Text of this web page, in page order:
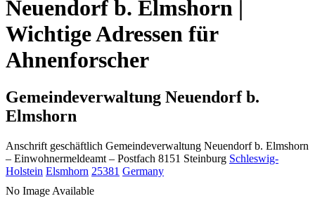
Neuendorf b. Elmshorn |
Wichtige Adressen für
Ahnenforscher
Gemeindeverwaltung Neuendorf b.
Elmshorn
Anschrift geschäftlich Gemeindeverwaltung Neuendorf b. Elmshorn
– Einwohnermeldeamt – Postfach 8151 Steinburg Schleswig-
Holstein Elsmhorn 25381 Germany
No Image Available